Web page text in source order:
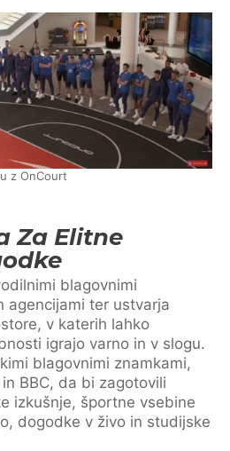
z OnCourt
Za Elitne
blagovnimi
agencijami ter ustvarja
v katerih lahko
igrajo varno in v slogu.
blagovnimi znamkami,
BBC, da bi zagotovili
izkušnje, športne vsebine
dogodke v živo in studijske